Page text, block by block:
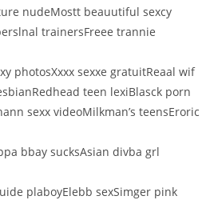
nudeMostt beauutiful sexcy
trainersFreee trannie
photosXxxx sexxe gratuitReaal wif
teen lexiBlasck porn
sexx videoMilkman’s teensEroric
bbay sucksAsian divba grl
plaboyElebb sexSimger pink